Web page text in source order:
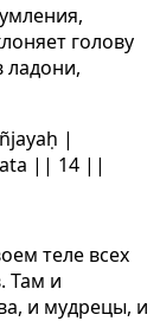
голову
ладони,
|
|| 14 ||
теле всех
Там и
и мудрецы, и